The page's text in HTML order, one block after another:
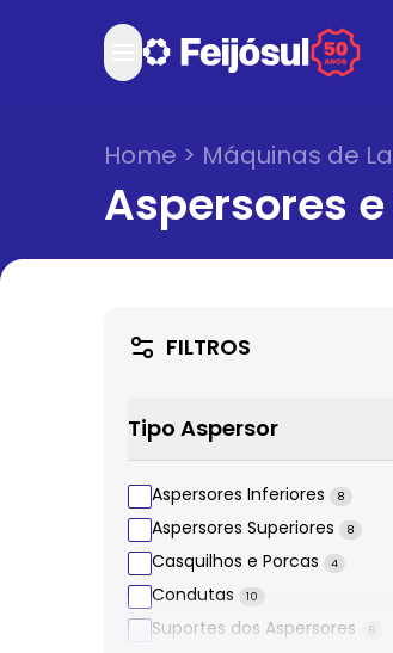
Home > Máquinas de
Aspersores
FILTROS
Tipo Aspersor
Aspersores Inferiores 8
Aspersores Superiores 8
Casquilhos e Porcas 4
Condutas 10
Suportes dos Aspersores 6